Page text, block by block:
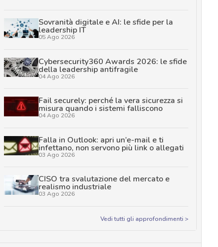
Sovranità digitale e AI: le sfide per la
leadership IT
05 Ago 2026
Cybersecurity360 Awards 2026: le sfide
della leadership antifragile
04 Ago 2026
Fail securely: perché la vera sicurezza si
misura quando i sistemi falliscono
04 Ago 2026
Falla in Outlook: apri un’e-mail e ti
infettano, non servono più link o allegati
03 Ago 2026
CISO tra svalutazione del mercato e
realismo industriale
03 Ago 2026
Vedi tutti gli approfondimenti >